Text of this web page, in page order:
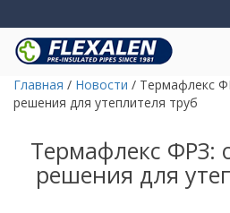
Главная / Новости / Термафлекс
решения для утеплителя труб
Термафлекс ФРЗ:
решения для